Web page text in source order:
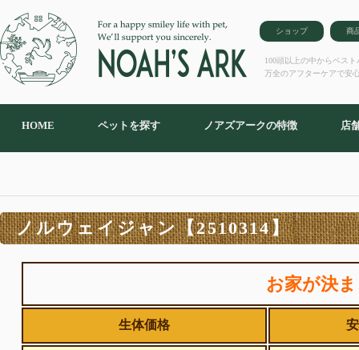
ショップ 商
100頭以上の中からベス
万全のアフターケアで安
HOME ペットを探す ノアズアークの特徴 店
ノルウェイジャン【2510314】
お家が決
生体価格